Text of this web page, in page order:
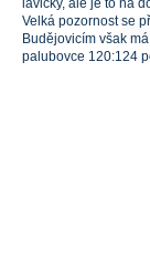
lavičky, ale je to na
Velká pozornost se
Budějovicím však
palubovce 120:124